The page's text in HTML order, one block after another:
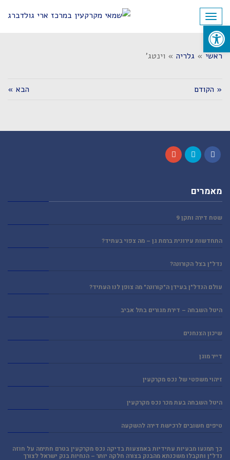
פתח סרגל נגישות
לתוכן
תפריט
ראשי » גלריה » וינטג'
« הקודם הבא »
מאמרים
שטח דירה ותקן 9
התחדשות עירונית ברמת גן – מה צפוי בעתיד?
נדל"ן בצל הקורונה?
עולם הנדל"ן בעידן ה"קורונה" מה צופן לנו העתיד?
היטל השבחה – דירת מגורים בתל אביב
שיכון הצנחנים
דייר מוגן
זיהוי משפטי של נכס מקרקעין
היטל השבחה בעת מכר נכס מקרקעין
טיפים חשובים לרכישת דירה להשקעה
כך תמנעו מבעיות עתידיות באמצעות בדיקה נכס מקרקעין בטרם חתימה על חוזה
נדל"ן ותקבלו משכנתא מהבנק בצורה חלקה יותר – הנחיות בנק ישראל לצורך